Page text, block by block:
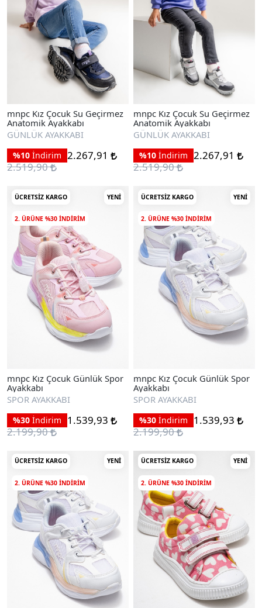
mnpc Kız Çocuk Su Geçirmez
Anatomik Ayakkabı
GÜNLÜK AYAKKABI
%10 İndirim 2.267,91
2.519,90
mnpc Kız Çocuk Su Geçirmez
Anatomik Ayakkabı
GÜNLÜK AYAKKABI
%10 İndirim 2.267,91
2.519,90
ÜCRETSIZ KARGO YENI
2. ÜRÜNE %30 INDIRIM
mnpc Kız Çocuk Günlük Spor
Ayakkabı
SPOR AYAKKABI
%30 İndirim
1.539,93
2.199,90
ÜCRETSIZ KARGO YENI
2. ÜRÜNE %30 INDIRIM
mnpc Kız Çocuk Günlük Spor
Ayakkabı
SPOR AYAKKABI
%30 İndirim
1.539,93
2.199,90
ÜCRETSIZ KARGO YENI
2. ÜRÜNE %30 INDIRIM
ÜCRETSIZ KARGO YENI
2. ÜRÜNE %30 INDIRIM